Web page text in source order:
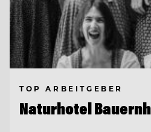
TOP ARBEITGEBER
Naturhotel